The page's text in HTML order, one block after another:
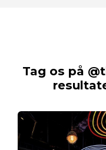
Tag os på